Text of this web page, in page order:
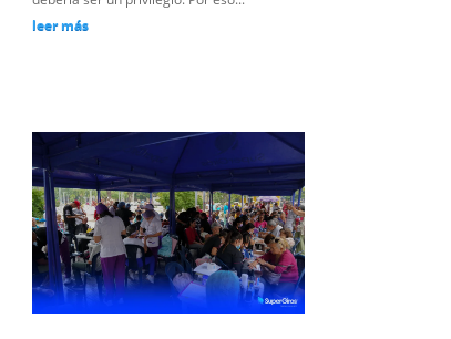
leer más